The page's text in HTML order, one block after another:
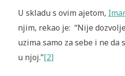
U skladu s ovim ajetom,
njim, rekao je: “Nije
uzima samo za sebe i ne
u njoj.”[2]